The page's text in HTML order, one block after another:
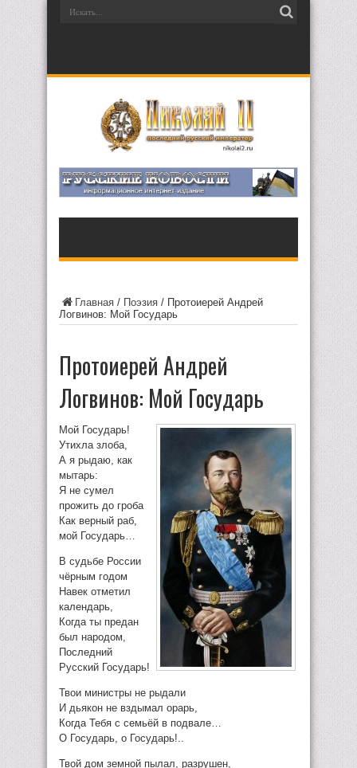
Главная / Поэзия / Протоиерей Андрей
Логвинов: Мой Государь
Протоиерей Андрей
Логвинов: Мой Государь
Мой Государь!
Утихла злоба,
А я рыдаю, как
мытарь:
Я не сумел
прожить до гроба
Как верный раб,
мой Государь…
В судьбе России
чёрным годом
Навек отметил
календарь,
Когда ты предан
был народом,
Последний
Русский Государь!
Твои министры не рыдали
И дьякон не вздымал орарь,
Когда Тебя с семьёй в подвале…
О Государь, о Государь!..
Твой дом земной пылал, разрушен,